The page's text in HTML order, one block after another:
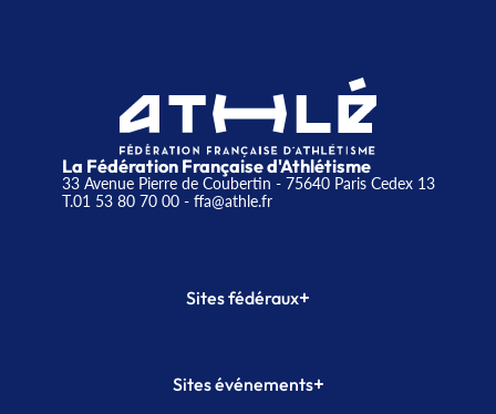
La Fédération Française d'Athlétisme
33 Avenue Pierre de Coubertin - 75640 Paris Cedex 13
T.01 53 80 70 00- ffa@athle.fr
Sites fédéraux+
Plateforme Formation
Sites événements+